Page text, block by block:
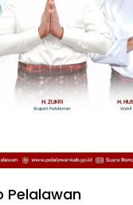
Pelalawan